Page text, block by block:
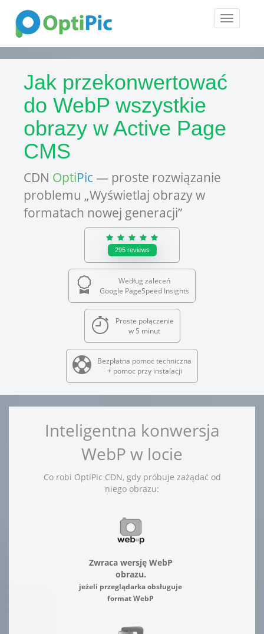
Toggle
Jak przekonwertować
do WebP wszystkie
obrazy w Active Page
CMS
CDN OptiPic — proste rozwiązanie
problemu „Wyświetlaj obrazy w
formatach nowej generacji”
295 reviews
Według zaleceń
Google PageSpeed Insights
Proste połączenie
w 5 minut
Bezpłatna pomoc techniczna
+ pomoc przy instalacji
Inteligentna konwersja
WebP w locie
Co robi OptiPic CDN, gdy próbuje zażądać od
niego obrazu:
Zwraca wersję WebP
obrazu.
jeżeli przeglądarka obsługuje
format WebP